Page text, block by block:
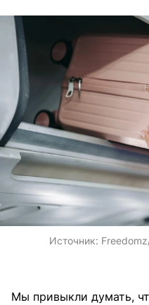
Источник:
Мы привыкли думать,